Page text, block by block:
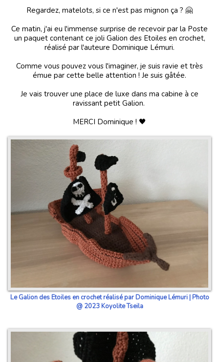
Regardez, matelots, si ce n'est pas mignon ça ? 🤗
Ce matin, j'ai eu l'immense surprise de recevoir par la Poste
un paquet contenant ce joli Galion des Etoiles en crochet,
réalisé par l'auteure Dominique Lémuri.
Comme vous pouvez vous l'imaginer, je suis ravie et très
émue par cette belle attention ! Je suis gâtée.
Je vais trouver une place de luxe dans ma cabine à ce
ravissant petit Galion.
MERCI Dominique ! 🖤
Le Galion des Etoiles en crochet réalisé par Dominique Lémuri | Photo
@ 2023 Koyolite Tseila